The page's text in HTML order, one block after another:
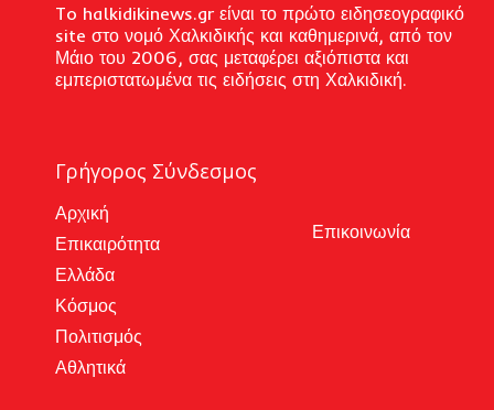
To halkidikinews.gr είναι το πρώτο ειδησεογραφικό
site στο νομό Χαλκιδικής και καθημερινά, από τον
Μάιο του 2006, σας μεταφέρει αξιόπιστα και
εμπεριστατωμένα τις ειδήσεις στη Χαλκιδική.
Γρήγορος Σύνδεσμος
Αρχική
Επικαιρότητα
Ελλάδα
Κόσμος
Πολιτισμός
Αθλητικά
Επικοινωνία